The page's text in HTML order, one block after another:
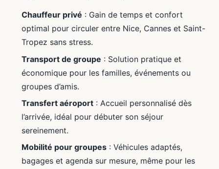
Chauffeur privé : Gain de temps et confort
optimal pour circuler entre Nice, Cannes et Saint-
Tropez sans stress.
Transport de groupe : Solution pratique et
économique pour les familles, événements ou
groupes d’amis.
Transfert aéroport : Accueil personnalisé dès
l’arrivée, idéal pour débuter son séjour
sereinement.
Mobilité pour groupes : Véhicules adaptés,
bagages et agenda sur mesure, même pour les